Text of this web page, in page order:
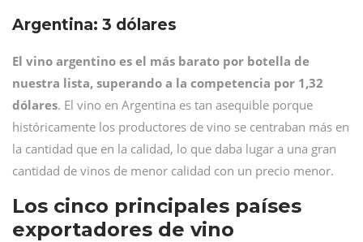
Argentina: 3 dólares
El vino argentino es el más barato por botella de
nuestra lista, superando a la competencia por 1,32
dólares. El vino en Argentina es tan asequible porque
históricamente los productores de vino se centraban más en
la cantidad que en la calidad, lo que daba lugar a una gran
cantidad de vinos de menor calidad con un precio menor.
Los cinco principales países
exportadores de vino